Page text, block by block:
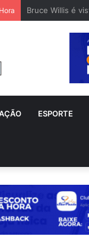
Bruce Willis é
ESPORTE